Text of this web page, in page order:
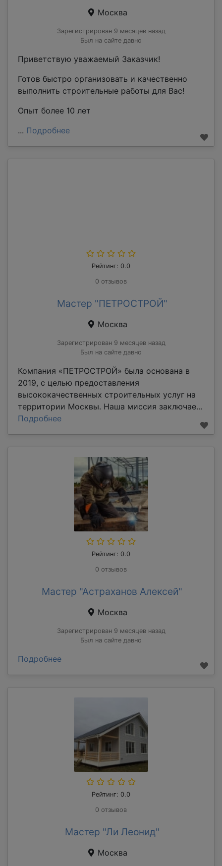
Москва
Зарегистрирован 9 месяцев назад
Был на сайте давно
Приветствую уважаемый Заказчик!
Готов быстро организовать и качественно
выполнить строительные работы для Вас!
Опыт более 10 лет
... Подробнее
Рейтинг: 0.0
0 отзывов
Мастер "ПЕТРОСТРОЙ"
Москва
Зарегистрирован 9 месяцев назад
Был на сайте давно
Компания «ПЕТРОСТРОЙ» была основана в
2019, с целью предоставления
высококачественных строительных услуг на
территории Москвы. Наша миссия заключае...
Подробнее
Рейтинг: 0.0
0 отзывов
Мастер "Астраханов Алексей"
Москва
Зарегистрирован 9 месяцев назад
Был на сайте давно
Подробнее
Рейтинг: 0.0
0 отзывов
Мастер "Ли Леонид"
Москва